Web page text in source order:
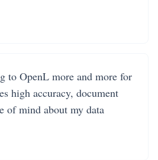
to OpenL more and more for
high accuracy, document
of mind about my data.